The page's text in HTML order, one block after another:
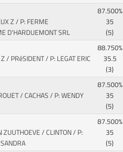
Z/ P: FERME
D'HARDUEMONT SRL
87.500%
35
(5)
/ PRéSIDENT/ P: LEGAT ERIC
88.750%
35.5
(3)
/ CACHAS/ P: WENDY
87.500%
35
(5)
/ CLINTON/ P:
87.500%
35
(5)